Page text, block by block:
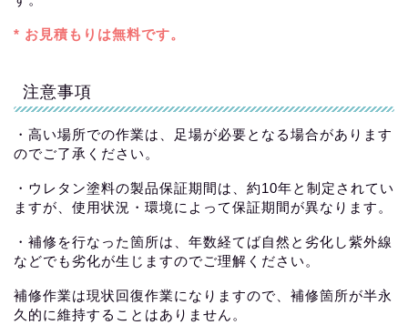
* お見積もりは無料です。
注意事項
・高い場所での作業は、足場が必要となる場合があります
のでご了承ください。
・ウレタン塗料の製品保証期間は、約10年と制定されてい
ますが、使用状況・環境によって保証期間が異なります。
・補修を行なった箇所は、年数経てば自然と劣化し紫外線
などでも劣化が生じますのでご理解ください。
補修作業は現状回復作業になりますので、補修箇所が半永
久的に維持することはありません。